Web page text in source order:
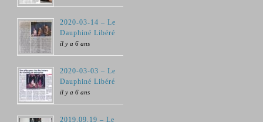
2020-03-14 – Le
Dauphiné Libéré
il y a 6 ans
2020-03-03 – Le
Dauphiné Libéré
il y a 6 ans
2019.09.19 – Le